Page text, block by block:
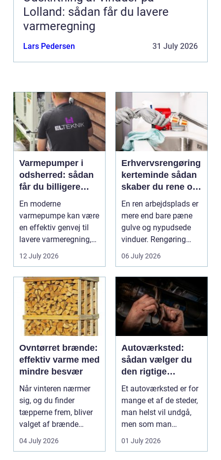
Lolland: sådan får du lavere
varmeregning
Lars Pedersen 31 July 2026
Varmepumper i
odsherred: sådan
får du billigere
varme og et bedre
En moderne
varmepumpe kan være
en effektiv genvej til
lavere varmeregning,
mindre CO2-udslip og
12 July 2026
Erhvervsrengøring
kerteminde sådan
skaber du rene og
trygge rammer på
arbejdspladsen
En ren arbejdsplads er
mere end bare pæne
gulve og nypudsede
vinduer. Rengøring
påvirker medarbejder...
06 July 2026
Ovntørret brænde:
effektiv varme med
mindre besvær
Når vinteren nærmer
sig, og du finder
tæpperne frem, bliver
valget af brænde
pludselig vigtigt.
Mang...
04 July 2026
Autoværksted:
sådan vælger du
den rigtige
mekaniker
Et autoværksted er for
mange et af de steder,
man helst vil undgå,
men som man
alligevel...
01 July 2026